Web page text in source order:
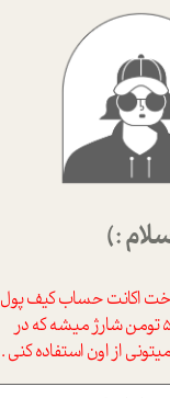
نوروزي موفقيت
رومیزی
دیواری
:)
اکانت حساب کیف پول
شما به مبلغ 50/000 تومن شارژ میشه که در
از اون استفاده کنی .